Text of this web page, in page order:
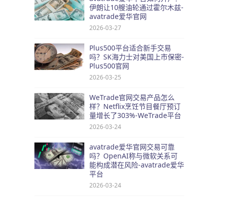
伊朗让10艘油轮通过霍尔木兹-
avatrade爱华官网
2026-03-27
Plus500平台适合新手交易
吗？SK海力士对美国上市保密-
Plus500官网
2026-03-25
WeTrade官网交易产品怎么
样？Netflix烹饪节目餐厅预订
量增长了303%-WeTrade平台
2026-03-24
avatrade爱华官网交易可靠
吗？OpenAI称与微软关系可
能构成潜在风险-avatrade爱华
平台
2026-03-24